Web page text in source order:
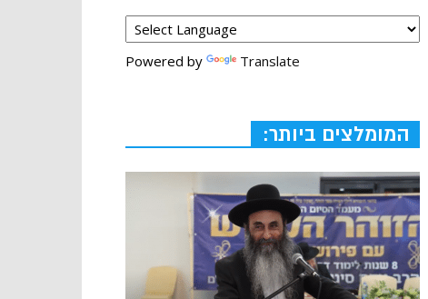
Powered by Translate
המומלצים ביותר: